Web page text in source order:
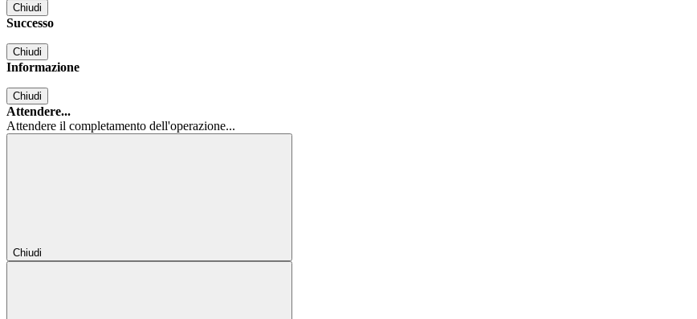
Chiudi
Successo
Chiudi
Informazione
Chiudi
Attendere...
Attendere il completamento dell'operazione...
Chiudi